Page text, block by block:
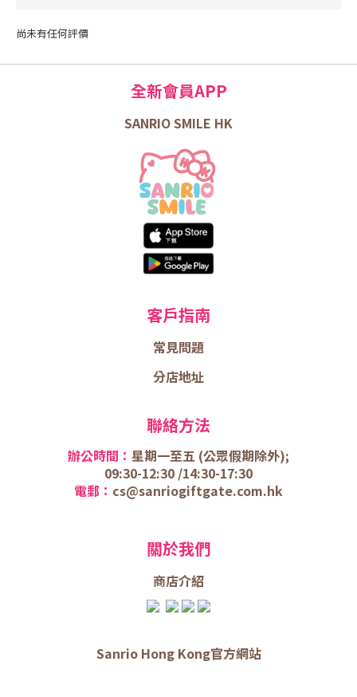
尚未有任何評價
全新會員APP
SANRIO SMILE HK
客戶指南
常見問題
分店地址
聯絡方法
辦公時間： 星期一至五 (公眾假期除外);
09:30-12:30 /14:30-17:30
電郵： cs@sanriogiftgate.com.hk
關於我們
商店介紹
Sanrio Hong Kong官方網站